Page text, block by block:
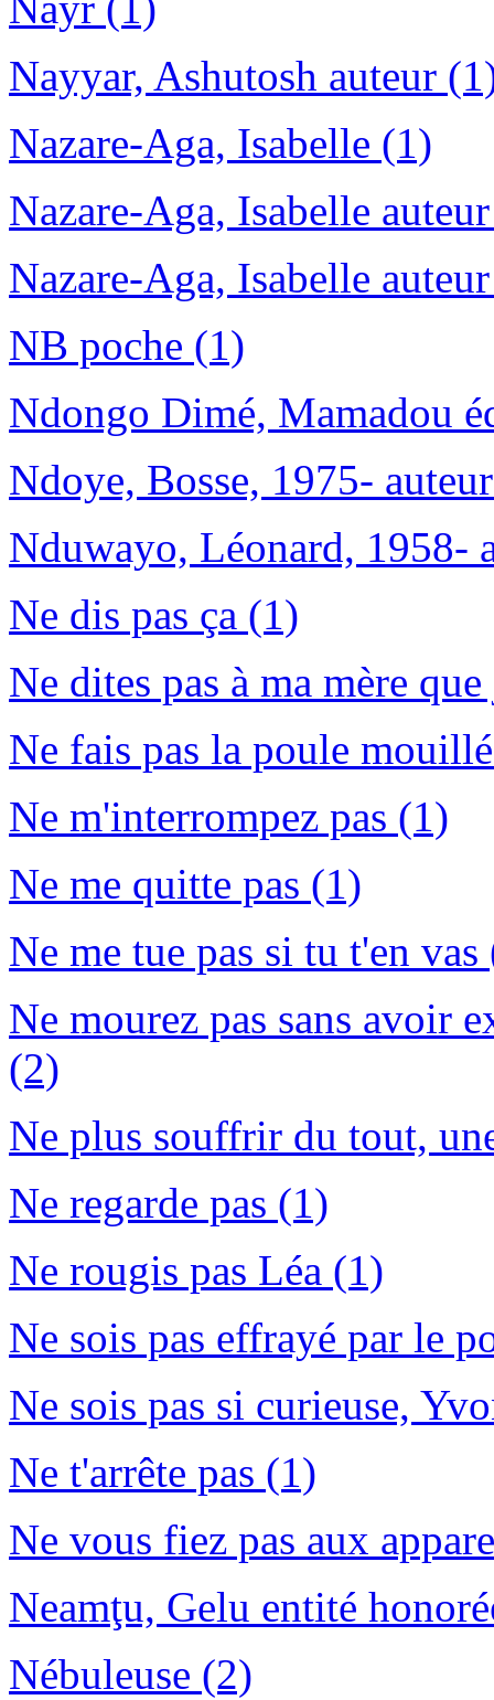
Nayyar, Ashutosh auteur
Nazare-Aga, Isabelle (1)
Nazare-Aga, Isabelle
Nazare-Aga, Isabelle
NB poche (1)
Ndongo Dimé, Mamadou
Ndoye, Bosse, 1975-
Nduwayo, Léonard, 1958-
Ne dis pas ça (1)
Ne dites pas à ma mère
Ne fais pas la poule
Ne m'interrompez pas (1)
Ne me quitte pas (1)
Ne me tue pas si tu t'en vas
Ne mourez pas sans avoir
(2)
Ne plus souffrir du tout,
Ne regarde pas (1)
Ne rougis pas Léa (1)
Ne sois pas effrayé par le
Ne sois pas si curieuse,
Ne t'arrête pas (1)
Ne vous fiez pas aux
Neamţu, Gelu entité
Nébuleuse (2)